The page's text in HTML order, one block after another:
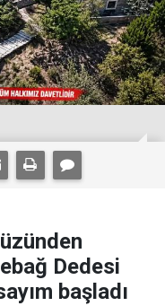
Dedesi
başladı